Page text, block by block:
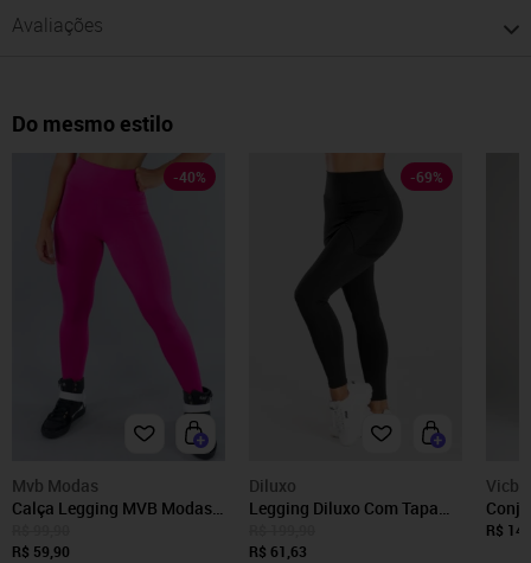
Avaliações
Do mesmo estilo
-40%
Mvb Modas
Calça Legging MVB Modas
R$ 59,90
-69%
Diluxo
Legging Diluxo Com Tapa
R$ 61,63
R$